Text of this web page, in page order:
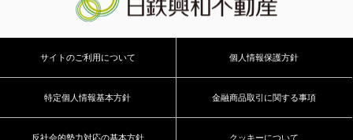
サイトのご利用について 個人情報保護方針
特定個人情報基本方針 金融商品取引に関する事項
反社会的勢力対応の基本方針 クッキーについて